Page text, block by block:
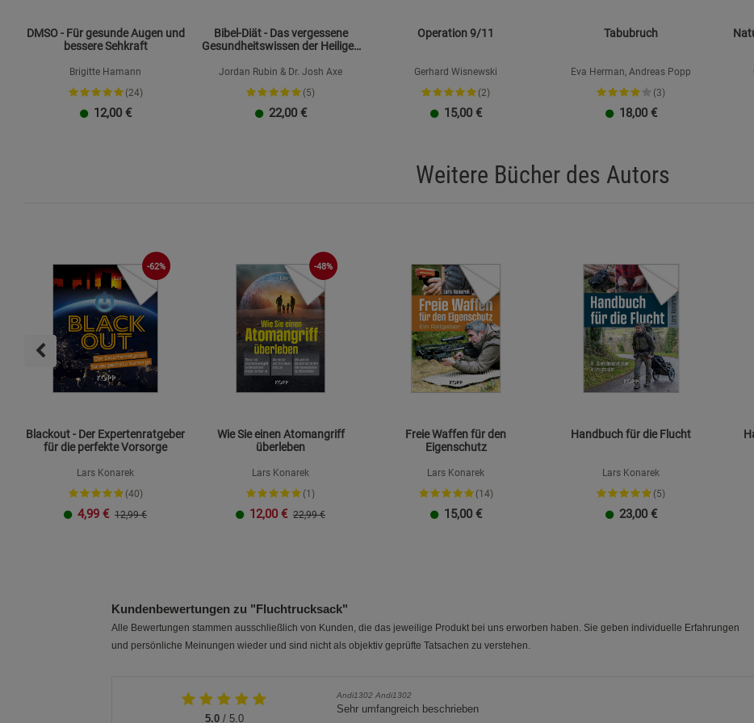
DMSO - Für gesunde Augen und
bessere Sehkraft
Brigitte Hamann
(24)
12,00 €
Bibel-Diät - Das vergessene
Gesundheitswissen der Heiligen
Jordan Rubin & Dr. Josh Axe
(5)
22,00 €
Operation 9/11
Gerhard Wisnewski
(2)
15,00 €
Tabubruch
Eva Herman, Andreas Popp
(3)
18,00 €
Weitere Bücher des Autors
-62%
Blackout - Der Expertenratgeber
für die perfekte Vorsorge
Lars Konarek
(40)
4,99 € 12,99 €
-48%
Wie Sie einen Atomangriff
überleben
Lars Konarek
(1)
12,00 € 22,99 €
Freie Waffen für den
Eigenschutz
Lars Konarek
(14)
15,00 €
Handbuch für die Flucht
Lars Konarek
(5)
23,00 €
Kundenbewertungen zu "Fluchtrucksack"
Alle Bewertungen stammen ausschließlich von Kunden, die das jeweilige Produkt bei uns erworben haben. Sie geben individuelle Erfahrungen
und persönliche Meinungen wieder und sind nicht als objektiv geprüfte Tatsachen zu verstehen.
5.0/ 5.0
Andi1302 Andi1302
Sehr umfangreich beschrieben